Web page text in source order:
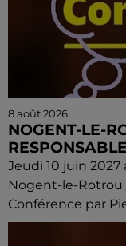
8 août 2026
NOGENT-LE-
Jeudi 10 juin 2027
Nogent-le-Rotrou
Conférence par